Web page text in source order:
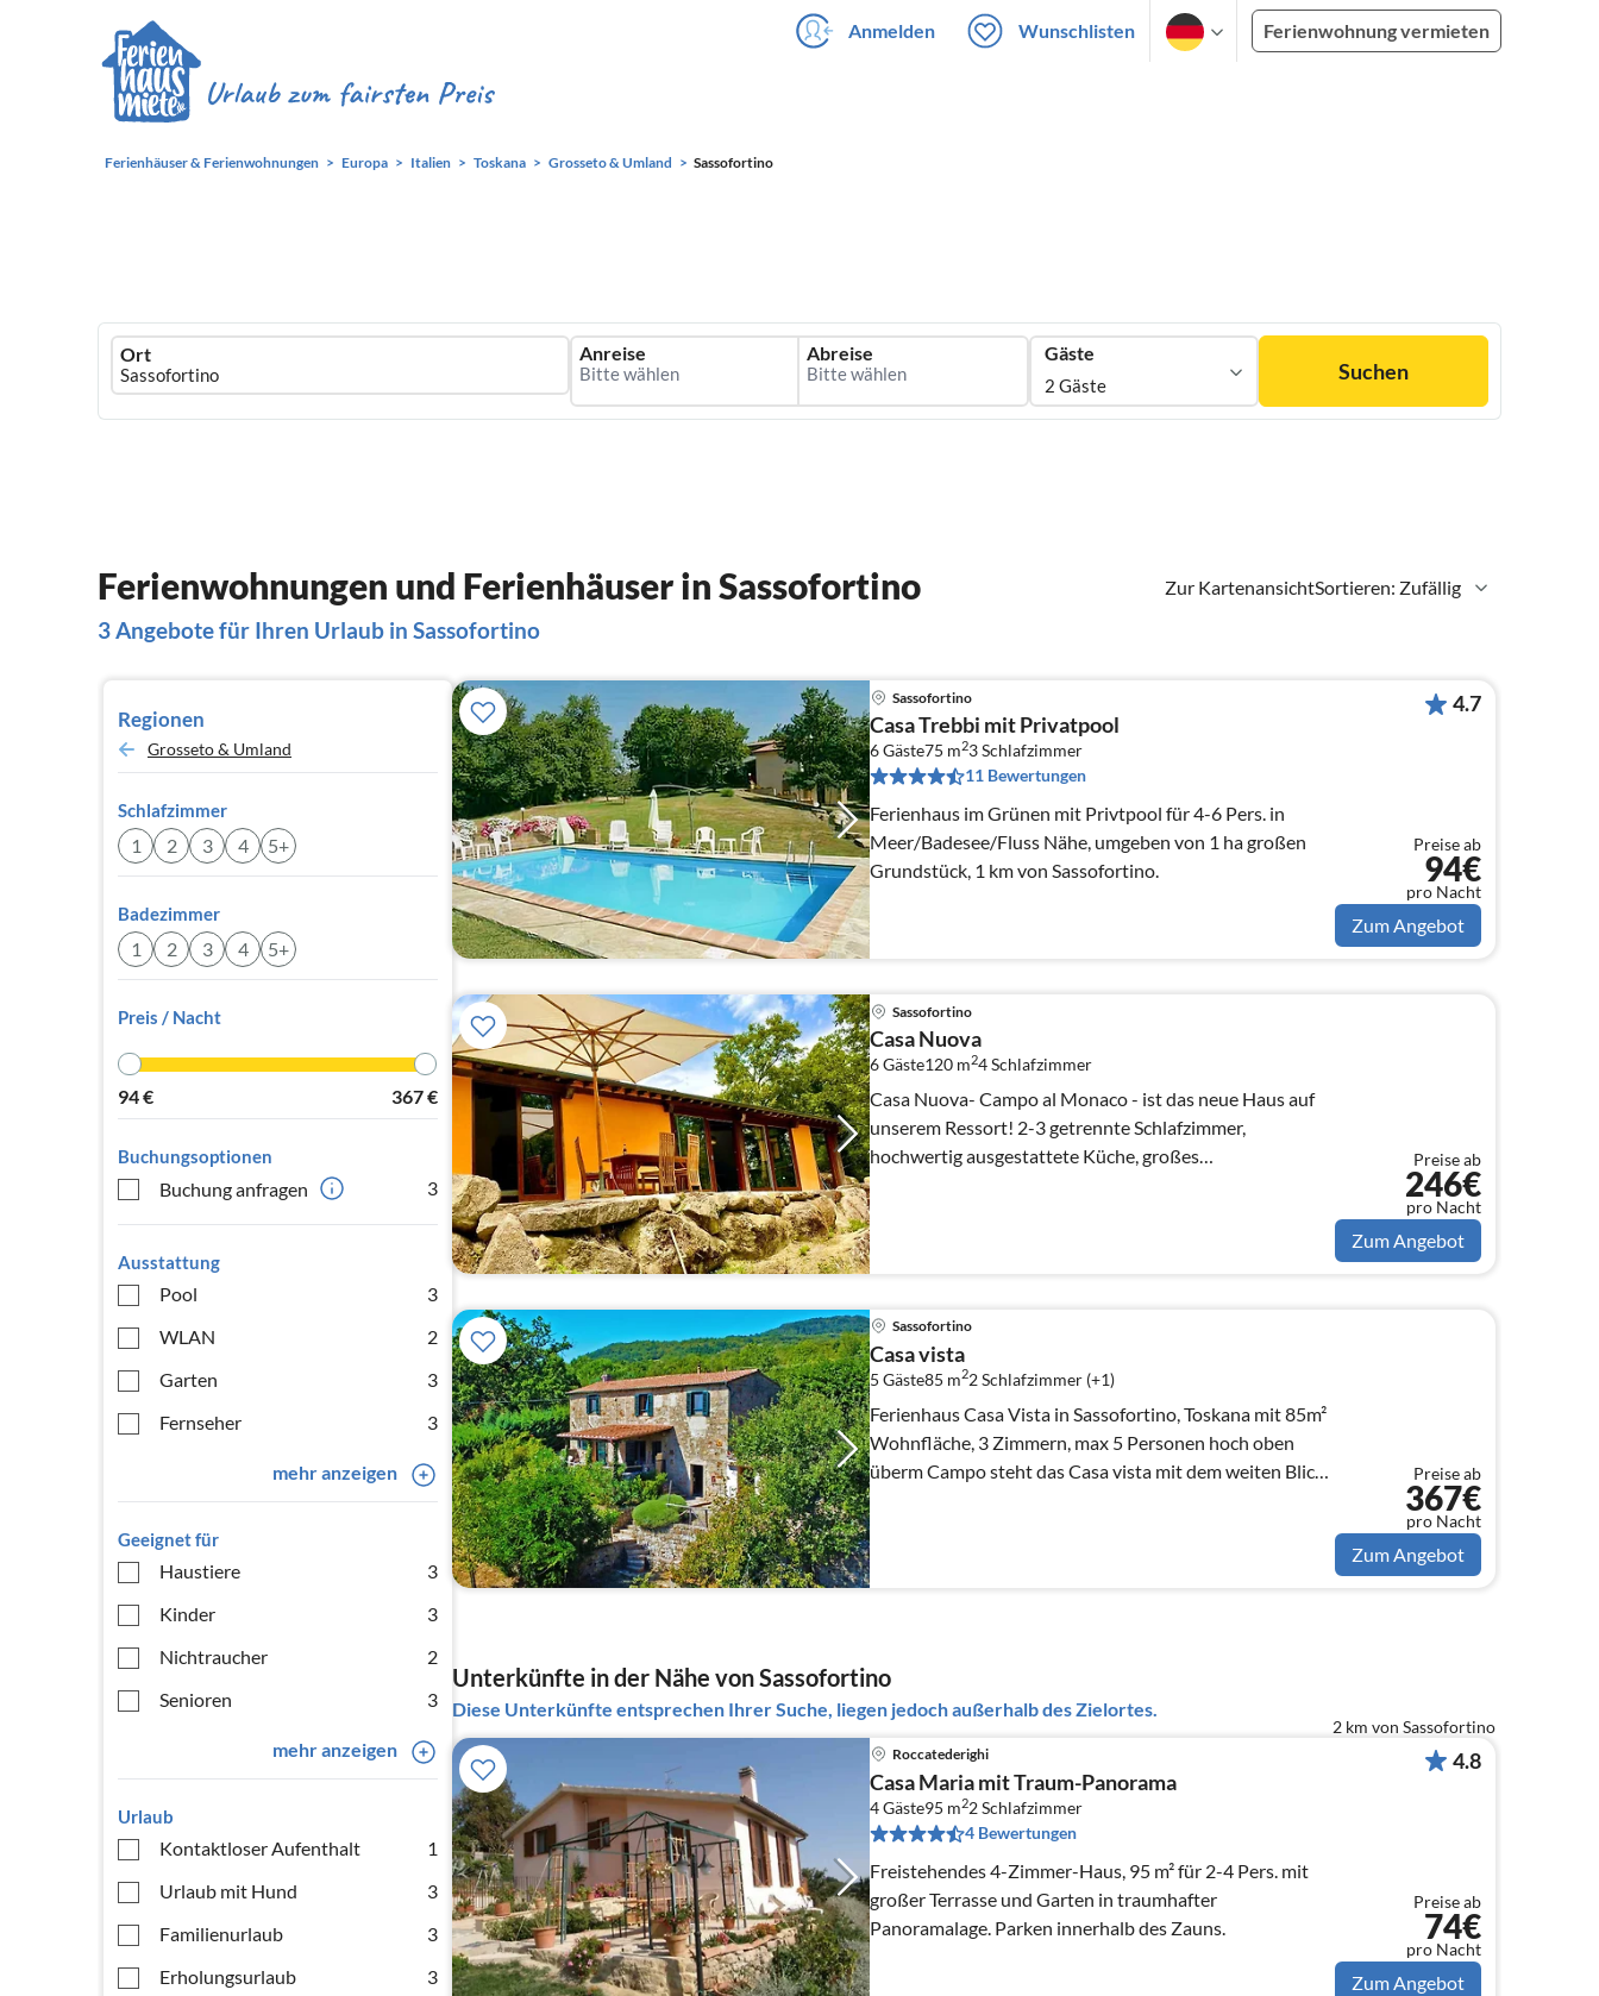
Anmelden Wunschlisten Ferienwohnung vermieten
Ferienhäuser & Ferienwohnungen Europa Italien Toskana Grosseto & Umland Sassofortino
Ferienhausmiete
logo
Ort Anreise Abreise Gäste
2 Gäste
Suchen
Zur KartenansichtSortieren: Zufällig
Ferienwohnungen und Ferienhäuser in Sassofortino
3 Angebote für Ihren Urlaub in Sassofortino
Regionen
Grosseto & Umland
Schlafzimmer
1 2 3 4 5+
Badezimmer
1 2 3 4 5+
Preis / Nacht
94€ 367€
Buchungsoptionen
Buchung anfragen 3
Ausstattung
Pool
3
WLAN
2
Garten
3
Fernseher
3
mehr anzeigen
Geeignet für
Haustiere
3
Kinder
3
Nichtraucher
2
Senioren
3
mehr anzeigen
Urlaub
Kontaktloser Aufenthalt
1
Urlaub mit Hund
3
Familienurlaub
3
Erholungsurlaub
3
Sassofortino
Casa Trebbi mit Privatpool
6 Gäste75 m23Schlafzimmer
11 Bewertungen
Ferienhaus im Grünen mit Privtpool für 4-6 Pers. in
Meer/Badesee/Fluss Nähe, umgeben von 1 ha großen
Grundstück, 1 km von Sassofortino.
4.7
Preise ab
94€
pro Nacht
Zum Angebot
Sassofortino
Casa Nuova
6 Gäste120 m24Schlafzimmer
Casa Nuova- Campo al Monaco - ist das neue Haus auf
unserem Ressort! 2-3 getrennte Schlafzimmer,
hochwertig ausgestattete Küche, großes
nichteinsehbares Areal, ...
Preise ab
246€
pro Nacht
Zum Angebot
Sassofortino
Casa vista
5 Gäste85 m22Schlafzimmer (+1)
Ferienhaus Casa Vista in Sassofortino, Toskana mit 85m²
Wohnfläche, 3 Zimmern, max 5 Personen hoch oben
überm Campo steht das Casa vista mit dem weiten Blick
hinunter bis zum Meer
Preise ab
367€
pro Nacht
Zum Angebot
Unterkünfte in der Nähe von Sassofortino
Diese Unterkünfte entsprechen Ihrer Suche, liegen jedoch außerhalb des Zielortes.
2 km von Sassofortino
Roccatederighi
Casa Maria mit Traum-Panorama
4 Gäste95 m22Schlafzimmer
4 Bewertungen
Freistehendes 4-Zimmer-Haus, 95 m² für 2-4 Pers. mit
großer Terrasse und Garten in traumhafter
Panoramalage. Parken innerhalb des Zauns.
4.8
Preise ab
74€
pro Nacht
Zum Angebot